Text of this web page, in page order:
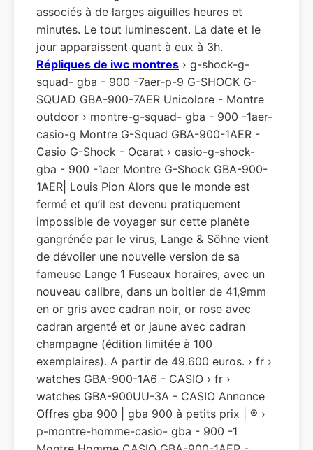
associés à de larges aiguilles heures et
minutes. Le tout luminescent. La date et le
jour apparaissent quant à eux à 3h.
Répliques de iwc montres › g-shock-g-
squad- gba - 900 -7aer-p-9 G-SHOCK G-
SQUAD GBA-900-7AER Unicolore - Montre
outdoor › montre-g-squad- gba - 900 -1aer-
casio-g Montre G-Squad GBA-900-1AER -
Casio G-Shock - Ocarat › casio-g-shock-
gba - 900 -1aer Montre G-Shock GBA-900-
1AER| Louis Pion Alors que le monde est
fermé et qu’il est devenu pratiquement
impossible de voyager sur cette planète
gangrénée par le virus, Lange & Söhne vient
de dévoiler une nouvelle version de sa
fameuse Lange 1 Fuseaux horaires, avec un
nouveau calibre, dans un boitier de 41,9mm
en or gris avec cadran noir, or rose avec
cadran argenté et or jaune avec cadran
champagne (édition limitée à 100
exemplaires). A partir de 49.600 euros. › fr ›
watches GBA-900-1A6 - CASIO › fr ›
watches GBA-900UU-3A - CASIO Annonce
Offres gba 900 | gba 900 à petits prix | ® ›
p-montre-homme-casio- gba - 900 -1